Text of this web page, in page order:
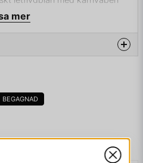
Förövarna har spårats
Flygplanet skall
att styra en helikopter eller en
mer
produkten...
BEGAGNAD